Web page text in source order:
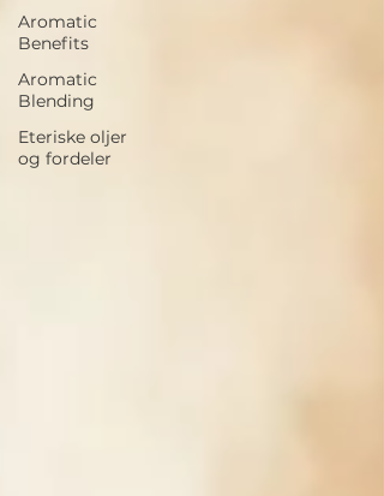
Aromatic
Benefits
Aromatic
Blending
Eteriske oljer
og fordeler